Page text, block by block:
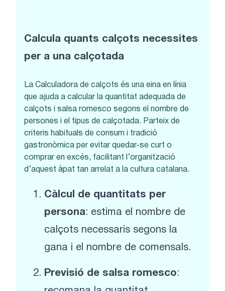
Calcula quants calçots necessites
per a una calçotada
La Calculadora de calçots és una eina en línia
que ajuda a calcular la quantitat adequada de
calçots i salsa romesco segons el nombre de
persones i el tipus de calçotada. Parteix de
criteris habituals de consum i tradició
gastronòmica per evitar quedar-se curt o
comprar en excés, facilitant l’organització
d’aquest àpat tan arrelat a la cultura catalana.
Càlcul de quantitats per
persona: estima el nombre de
calçots necessaris segons la
gana i el nombre de comensals.
Previsió de salsa romesco: